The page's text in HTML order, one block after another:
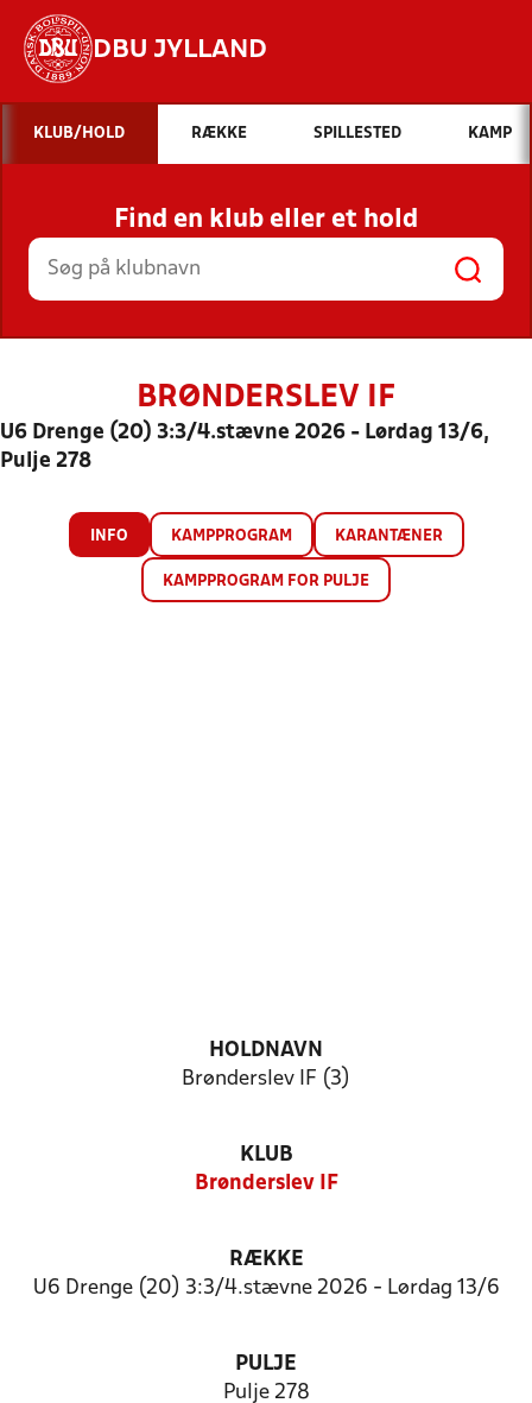
DBU JYLLAND
Hvad vil du søge efter?
INDHOLD OG NYHEDER
STILLINGER, RESULTATER, KLUBBER OG
HOLD
KLUB/HOLD RÆKKE SPILLESTED KAMP
Find en klub eller et hold
BRØNDERSLEV IF
U6 Drenge (20) 3:3/4.stævne 2026 - Lørdag 13/6,
Pulje 278
INFO KAMPPROGRAM KARANTÆNER
KAMPPROGRAM FOR PULJE
HOLDNAVN
Brønderslev IF (3)
KLUB
Brønderslev IF
RÆKKE
U6 Drenge (20) 3:3/4.stævne 2026 - Lørdag 13/6
PULJE
Pulje 278